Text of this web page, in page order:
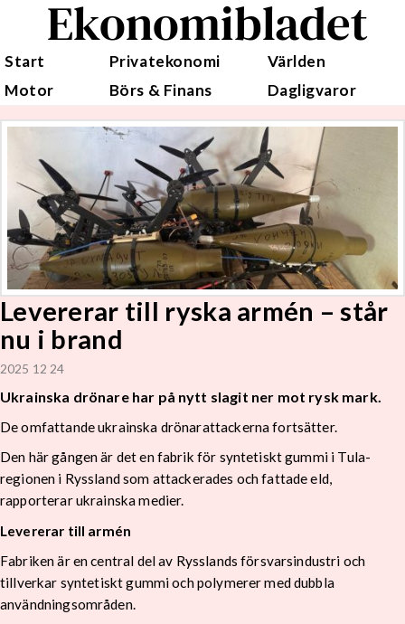
Ekonomibladet
Start Privatekonomi
Världen
Motor
Börs & Finans Dagligvaror
Levererar till ryska armén – står
nu i brand
2025 12 24
Ukrainska drönare har på nytt slagit ner mot rysk mark.
De omfattande ukrainska drönarattackerna fortsätter.
Den här gången är det en fabrik för syntetiskt gummi i Tula-
regionen i Ryssland som attackerades och fattade eld,
rapporterar ukrainska medier.
Levererar till armén
Fabriken är en central del av Rysslands försvarsindustri och
tillverkar syntetiskt gummi och polymerer med dubbla
användningsområden.